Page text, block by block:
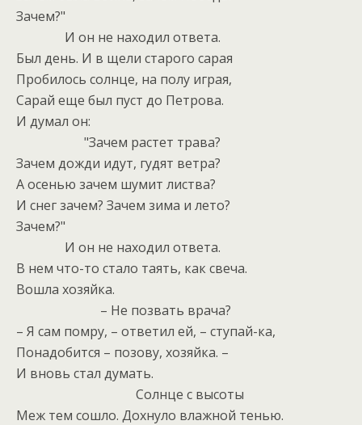
Зачем?"
И он не находил ответа.
Был день. И в щели старого сарая
Пробилось солнце, на полу играя,
Сарай еще был пуст до Петрова.
И думал он:
"Зачем растет трава?
Зачем дожди идут, гудят ветра?
А осенью зачем шумит листва?
И снег зачем? Зачем зима и лето?
Зачем?"
И он не находил ответа.
В нем что-то стало таять, как свеча.
Вошла хозяйка.
– Не позвать врача?
– Я сам помру, – ответил ей, – ступай-ка,
Понадобится – позову, хозяйка. –
И вновь стал думать.
Солнце с высоты
Меж тем сошло. Дохнуло влажной тенью.